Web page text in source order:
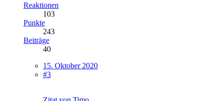
Reaktionen
103
Punkte
243
Beiträge
40
15. Oktober 2020
#3